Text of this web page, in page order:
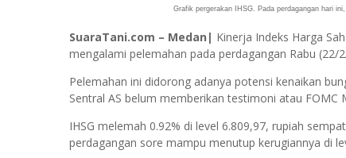
Grafik pergerakan IHSG. Pada perdagangan hari
SuaraTani.com – Medan| Kinerja Indeks Harga
mengalami pelemahan pada perdagangan Rabu (22/
Pelemahan ini didorong adanya potensi kenaikan
Sentral AS belum memberikan testimoni atau FOMC
IHSG melemah 0.92% di level 6.809,97, rupiah
perdagangan sore mampu menutup kerugiannya di